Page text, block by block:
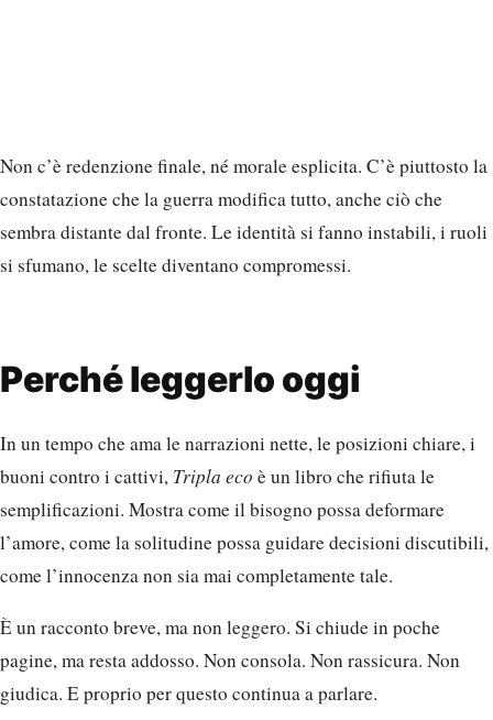
Non c’è redenzione finale, né morale esplicita. C’è piuttosto la
constatazione che la guerra modifica tutto, anche ciò che
sembra distante dal fronte. Le identità si fanno instabili, i ruoli
si sfumano, le scelte diventano compromessi.
Perché leggerlo oggi
In un tempo che ama le narrazioni nette, le posizioni chiare, i
buoni contro i cattivi, Tripla eco è un libro che rifiuta le
semplificazioni. Mostra come il bisogno possa deformare
l’amore, come la solitudine possa guidare decisioni discutibili,
come l’innocenza non sia mai completamente tale.
È un racconto breve, ma non leggero. Si chiude in poche
pagine, ma resta addosso. Non consola. Non rassicura. Non
giudica. E proprio per questo continua a parlare.